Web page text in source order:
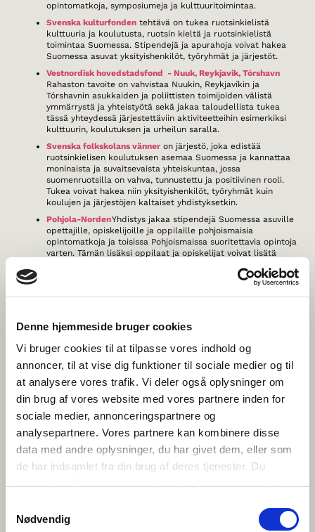
Denne hjemmeside bruger cookies
Vi bruger cookies til at tilpasse vores indhold og
annoncer, til at vise dig funktioner til sociale medier og til
at analysere vores trafik. Vi deler også oplysninger om
din brug af vores website med vores partnere inden for
sociale medier, annonceringspartnere og
analysepartnere. Vores partnere kan kombinere disse
data med andre oplysninger, du har givet dem, eller som
de har indsamlet fra din brug af deres tjenester. Du
Nødvendig
opintomatkoja, symposiumeja ja kulttuuritoimintaa.
Svenska kulturfondentehtävä on tukea ruotsinkielistä
kulttuuria ja koulutusta, ruotsin kieltä ja ruotsinkielistä
toimintaa Suomessa. Stipendejä ja apurahoja voivat hakea
Suomessa asuvat yksityishenkilöt, työryhmät ja järjestöt.
Vestnordisk hovedstadsfond - Nuuk, Reykjavik, Tórshavn
Rahaston tavoite on vahvistaa Nuukin, Reykjavíkin ja
Tórshavnin asukkaiden ja poliittisten toimijoiden välistä
ymmärrystä ja yhteistyötä sekä jakaa taloudellista tukea
tässä yhteydessä järjestettäviin aktiviteetteihin esimerkiksi
kulttuurin, koulutuksen ja urheilun saralla.
Svenska folkskolans vänner on järjestö, joka edistää
ruotsinkielisen koulutuksen asemaa Suomessa ja kannattaa
moninaista ja suvaitsevaista yhteiskuntaa, jossa
suomenruotsilla on vahva, tunnustettu ja positiivinen rooli.
Tukea voivat hakea niin yksityishenkilöt, työryhmät kuin
koulujen ja järjestöjen kaltaiset yhdistyksetkin.
Pohjola-NordenYhdistys jakaa stipendejä Suomessa asuville
opettajille, opiskelijoille ja oppilaille pohjoismaisia
opintomatkoja ja toisissa Pohjoismaissa suoritettavia opintoja
varten. Tämän lisäksi oppilaat ja opiskelijat voivat lisätä
tavoitteena on oppilasvaihto pohjoismaisen ystäväluokan
opettajat ja opettaja ryhmät voivat myös hakea tukea
koulujen välistä yhteistyötä, opettajavaihtoa tai opintomatkoja
valmisteleviin suunnittelumatkoihin.
Foreningen Norden(Danmark)Tanskan Norden-yhdistys
hallinnoi pienimuotoista määrärahaa, joka on tarkoitettu
tukemaan islantilais nuorten opintoja tanskalaisissa
sisäoppilaitoksissa.Tukea voi saada opintoihin
kansanopistoissa (folkehøjskole), käsityöopistoissa
(håndarbejdsskole), nuorille suunnatuissa kansanopistoissa
(ungdomshøjskole) tai peruskoulun ja toisen asteen opintojen
välisiä vapaaehtoisia opintoja tarjoavissa oppilaitoksissa
KAHDEN MAAN VÄLISET